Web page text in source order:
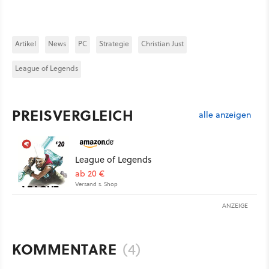
Artikel News PC Strategie Christian Just
League of Legends
PREISVERGLEICH alle anzeigen
League of Legends
ab 20 €
Versand s. Shop
ANZEIGE
KOMMENTARE (4)